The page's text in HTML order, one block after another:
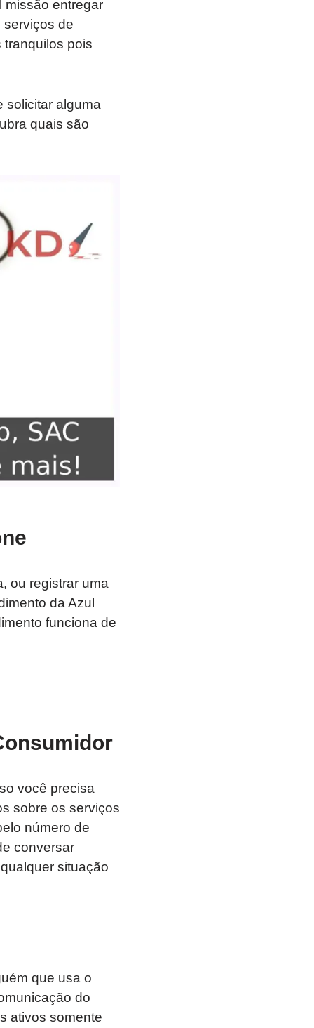
missão entregar
de
pois
solicitar alguma
quais são
ou registrar uma
da Azul
funciona de
você precisa
sobre os serviços
número de
conversar
situação
que usa o
do
ativos somente